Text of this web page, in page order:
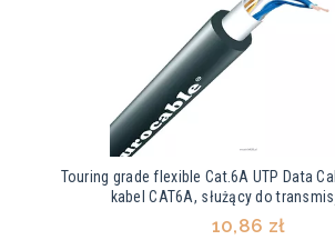
Touring grade flexible Cat.6A UTP Data
kabel CAT6A, służący do
10,86 zł